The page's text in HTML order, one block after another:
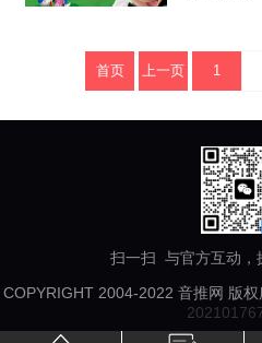
首页 上一页 1
扫一扫 与官方互动，
COPYRIGHT 2004-2022 音推网 版